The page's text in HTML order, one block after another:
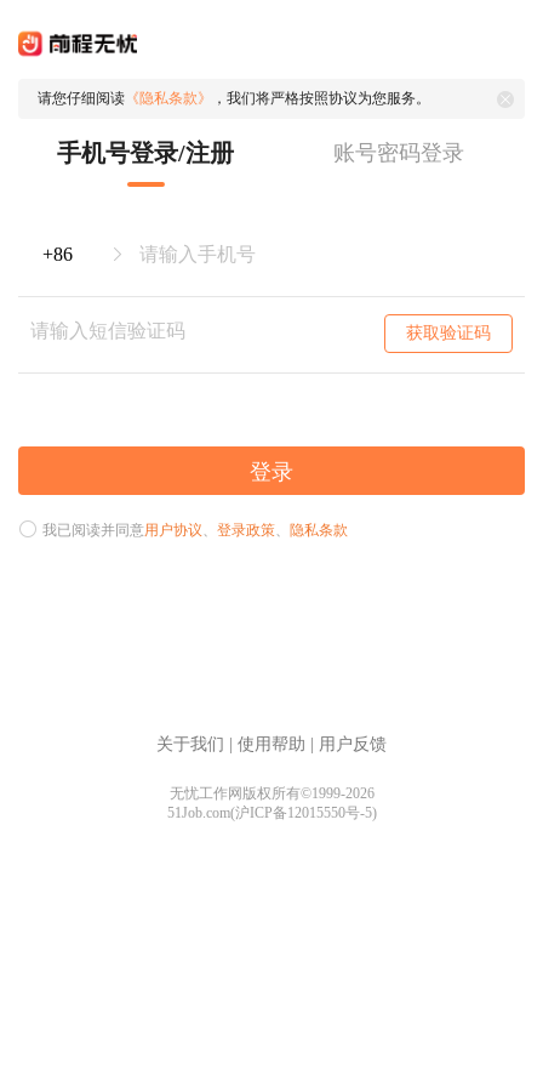
请您仔细阅读 《隐私条款》 ，我们将严格按照协议为您服务。
手机号登录/注册 账号密码登录
获取验证码
登录
我已阅读并同意用户协议、 登录政策、 隐私条款
关于我们 使用帮助 用户反馈
无忧工作网版权所有©1999-2026
51Job.com(沪ICP备12015550号-5)